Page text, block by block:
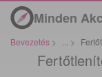
Minden
Bevezetés > >